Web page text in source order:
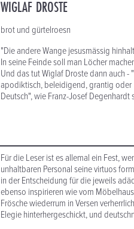
WIGLAF DROSTE
brot und gürtelroesn
"Die andere Wange jesusmässig
In seine Feinde soll man Löcher
Und das tut Wiglaf Droste dann auch
apodiktisch, beleidigend, grantig
Deutsch", wie Franz-Josef Degenhardt
Für die Leser ist es allemal ein Fest,
unhaltbaren Personal seine virtuos
in der Entscheidung für die jeweils
ebenso inspirieren wie vom
Frösche wiederrum in Versen
Elegie hinterhergeschickt, und